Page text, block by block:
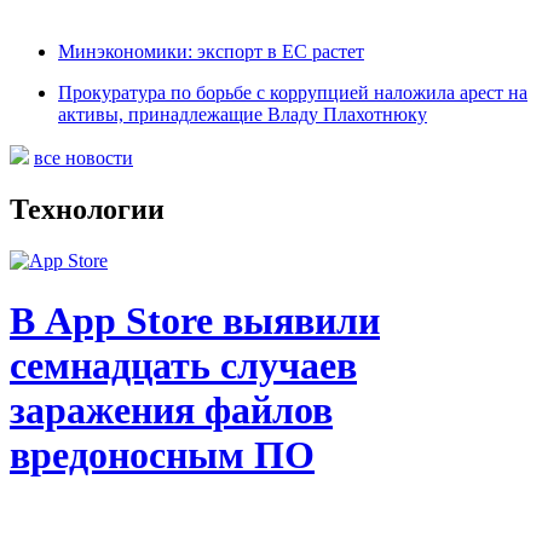
Минэкономики: экспорт в ЕС растет
Прокуратура по борьбе с коррупцией наложила арест на
активы, принадлежащие Владу Плахотнюку
все новости
Технологии
В App Store выявили
семнадцать случаев
заражения файлов
вредоносным ПО